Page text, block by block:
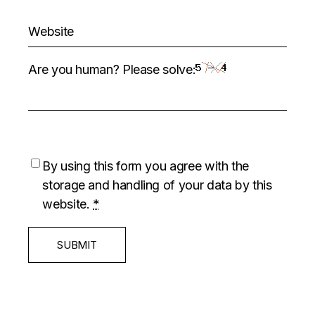
Are you human? Please solve:
By using this form you agree with the
storage and handling of your data by this
website. *
SUBMIT